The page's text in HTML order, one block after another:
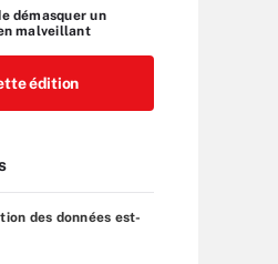
démasquer un
malveillant
édition
des données est-